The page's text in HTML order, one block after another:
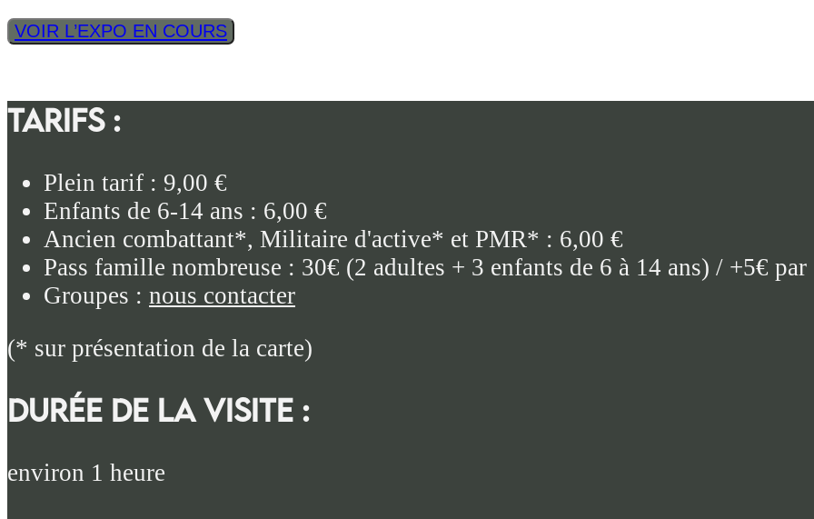
VOIR L’EXPO EN COURS
TARIFS :
Plein tarif : 9,00 €
Enfants de 6-14 ans : 6,00 €
Ancien combattant*, Militaire d'active* et PMR* : 6,00 €
Pass famille nombreuse : 30€ (2 adultes + 3 enfants de 6 à 14 ans) / +5€
Groupes : nous contacter
(* sur présentation de la carte)
DURÉE DE LA VISITE :
environ 1 heure